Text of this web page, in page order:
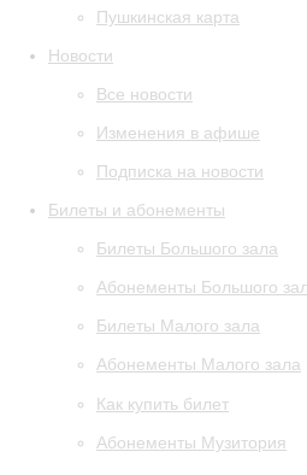
Пушкинская карта
Новости
Все новости
Изменения в афише
Подписка на новости
Билеты и абонементы
Билеты Большого зала
Абонементы Большого
Билеты Малого зала
Абонементы Малого зала
Как купить билет
Абонементы Музитория